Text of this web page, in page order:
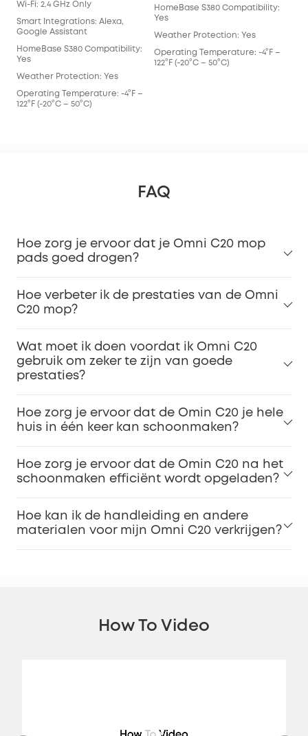
Wi-Fi: 2.4 GHz Only
Smart Integrations: Alexa,
Google Assistant
HomeBase S380 Compatibility:
Yes
Weather Protection: Yes
Operating Temperature: -4°F –
122°F (-20°C – 50°C)
HomeBase S380 Compatibility:
Yes
Weather Protection: Yes
Operating Temperature: -4°F –
122°F (-20°C – 50°C)
FAQ
Hoe zorg je ervoor dat je Omni C20 mop
pads goed drogen?
Hoe verbeter ik de prestaties van de Omni
C20 mop?
Wat moet ik doen voordat ik Omni C20
gebruik om zeker te zijn van goede
prestaties?
Hoe zorg je ervoor dat de Omin C20 je hele
huis in één keer kan schoonmaken?
Hoe zorg je ervoor dat de Omin C20 na het
schoonmaken efficiënt wordt opgeladen?
Hoe kan ik de handleiding en andere
materialen voor mijn Omni C20 verkrijgen?
How To Video